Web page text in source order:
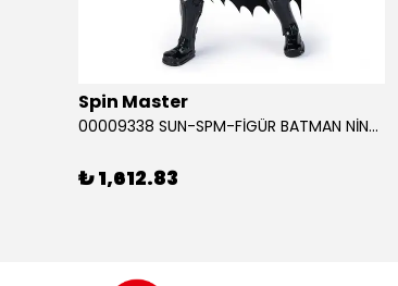
Spin Master
00009338 SUN-SPM-FİGÜR BATMAN NİNJA STRIKE 30 CM. EXC.
₺ 1,612.83